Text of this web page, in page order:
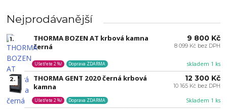
Nejprodávanější
1.
THORMA BOZEN AT krbová kamna
černá
skladem 1 ks
Ušetřete 2 %! Doprava ZDARMA
9 800 Kč
8 099 Kč bez DPH
2.
THORMA GENT 2020 černá krbová
kamna
Skladem 1 ks
Ušetřete 2 %! Doprava ZDARMA
12 300 Kč
10 165 Kč bez DPH